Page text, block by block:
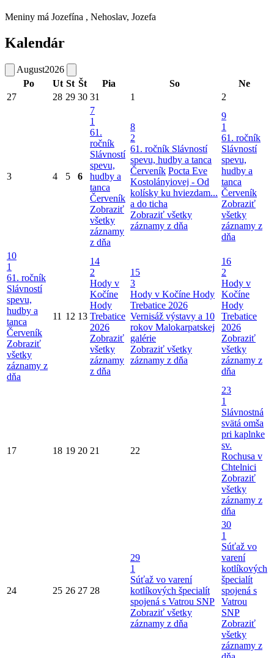
Meniny má Jozefína , Nehoslav, Jozefa
Kalendár
August2026
Po
Ut St Št Pia So
Ne
27
28 29 30 31 1 2
3 4 5 6
7
1
61.
ročník
Slávností
spevu,
hudby a
tanca
Červeník
Zobraziť
všetky
záznamy
z dňa
8
2
61. ročník Slávností
spevu, hudby a tanca
Červeník Pocta Eve
Kostolányiovej - Od
kolísky ku hviezdam...
a do ticha
Zobraziť všetky
záznamy z dňa
9
1
61. ročník
Slávností
spevu,
hudby a
tanca
Červeník
Zobraziť
všetky
záznamy z
dňa
10
1
61. ročník
Slávností
spevu,
hudby a
tanca
Červeník
Zobraziť
všetky
záznamy z
dňa
11 12 13
14
2
Hody v
Kočíne
Hody
Trebatice
2026
Zobraziť
všetky
záznamy
z dňa
15
3
Hody v Kočíne Hody
Trebatice 2026
Vernisáž výstavy a 10
rokov Malokarpatskej
galérie
Zobraziť všetky
záznamy z dňa
16
2
Hody v
Kočíne
Hody
Trebatice
2026
Zobraziť
všetky
záznamy z
dňa
17 18 19 20 21 22
23
1
Slávnostná
svätá omša
pri kaplnke
sv.
Rochusa v
Chtelnici
Zobraziť
všetky
záznamy z
dňa
24 25 26 27 28
29
1
Súťaž vo varení
kotlíkových špecialít
spojená s Vatrou SNP
Zobraziť všetky
záznamy z dňa
30
1
Súťaž vo
varení
kotlíkových
špecialít
spojená s
Vatrou
SNP
Zobraziť
všetky
záznamy z